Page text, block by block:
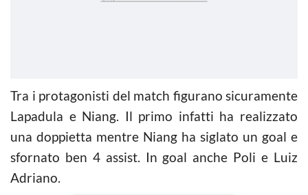
Tra i protagonisti del match figurano sicuramente
Lapadula e Niang. Il primo infatti ha realizzato
una doppietta mentre Niang ha siglato un goal e
sfornato ben 4 assist. In goal anche Poli e Luiz
Adriano.